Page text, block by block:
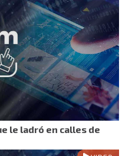
le ladró en calles de